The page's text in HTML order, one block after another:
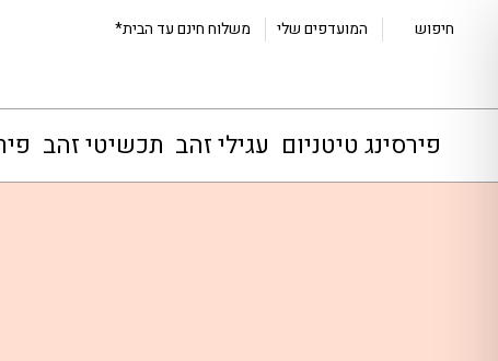
חיפוש המועדפים שלי משלוח חינם עד הבית*
פירסינג טיטניום עגילי זהב תכשיטי זהב